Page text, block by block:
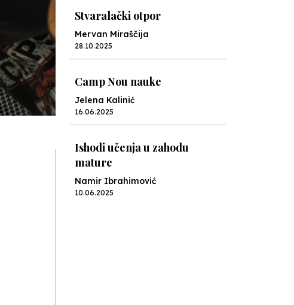
Stvaralački otpor
Mervan Miraščija
28.10.2025
Camp Nou nauke
Jelena Kalinić
16.06.2025
Ishodi učenja u zahodu
mature
Namir Ibrahimović
10.06.2025